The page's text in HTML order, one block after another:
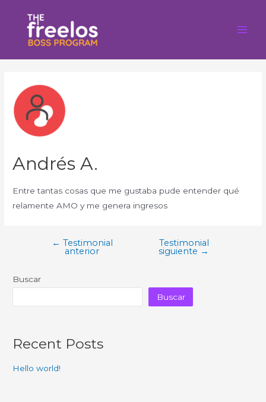
contenido
Andrés A.
Entre tantas cosas que me gustaba pude entender qué
relamente AMO y me genera ingresos
Navegación
← Testimonial
anterior
Testimonial
siguiente →
Buscar
Buscar
Recent Posts
Hello world!